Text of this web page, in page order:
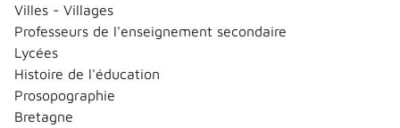
Villes - Villages
Professeurs de l'enseignement secondaire
Lycées
Histoire de l'éducation
Prosopographie
Bretagne